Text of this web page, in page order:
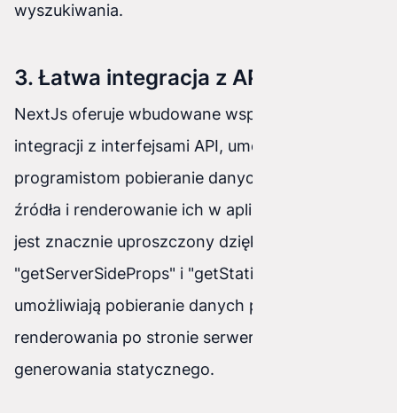
wyszukiwania.
3. Łatwa integracja z API
NextJs oferuje wbudowane wsparcie dla
integracji z interfejsami API, umożliwiając
programistom pobieranie danych z dowolnego
źródła i renderowanie ich w aplikacji. Proces ten
jest znacznie uproszczony dzięki funkcji
"getServerSideProps" i "getStaticProps", które
umożliwiają pobieranie danych podczas
renderowania po stronie serwera lub
generowania statycznego.